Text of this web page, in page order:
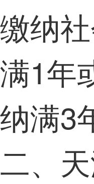
缴纳
满1年
纳满3
二、